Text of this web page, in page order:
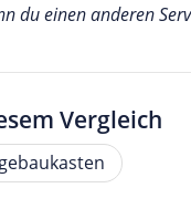
du einen anderen
Vergleich